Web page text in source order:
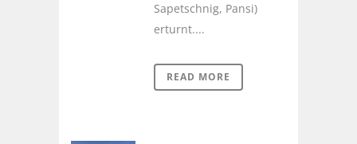
Sapetschnig, Pansi)
erturnt....
READ MORE